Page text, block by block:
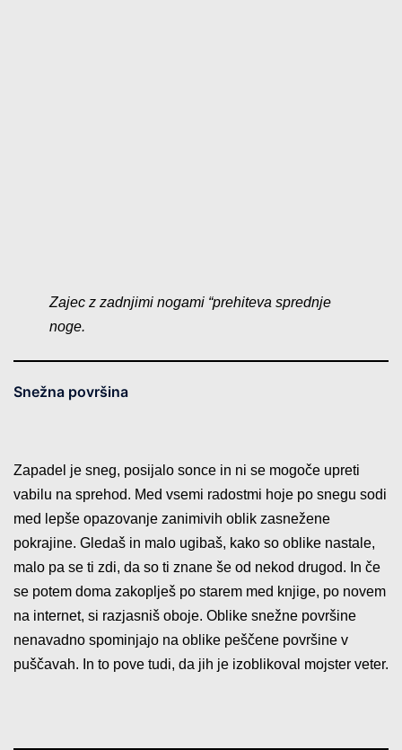
Zajec z zadnjimi nogami “prehiteva sprednje
noge.
Snežna površina
Zapadel je sneg, posijalo sonce in ni se mogoče upreti
vabilu na sprehod. Med vsemi radostmi hoje po snegu sodi
med lepše opazovanje zanimivih oblik zasnežene
pokrajine. Gledaš in malo ugibaš, kako so oblike nastale,
malo pa se ti zdi, da so ti znane še od nekod drugod. In če
se potem doma zakoplješ po starem med knjige, po novem
na internet, si razjasniš oboje. Oblike snežne površine
nenavadno spominjajo na oblike peščene površine v
puščavah. In to pove tudi, da jih je izoblikoval mojster veter.